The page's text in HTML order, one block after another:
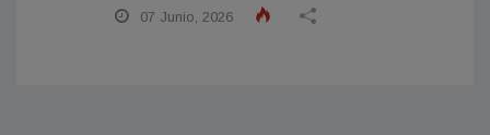
07 Junio, 2026